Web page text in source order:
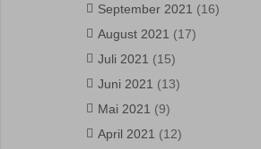
September 2021 (16)
August 2021 (17)
Juli 2021 (15)
Juni 2021 (13)
Mai 2021 (9)
April 2021 (12)